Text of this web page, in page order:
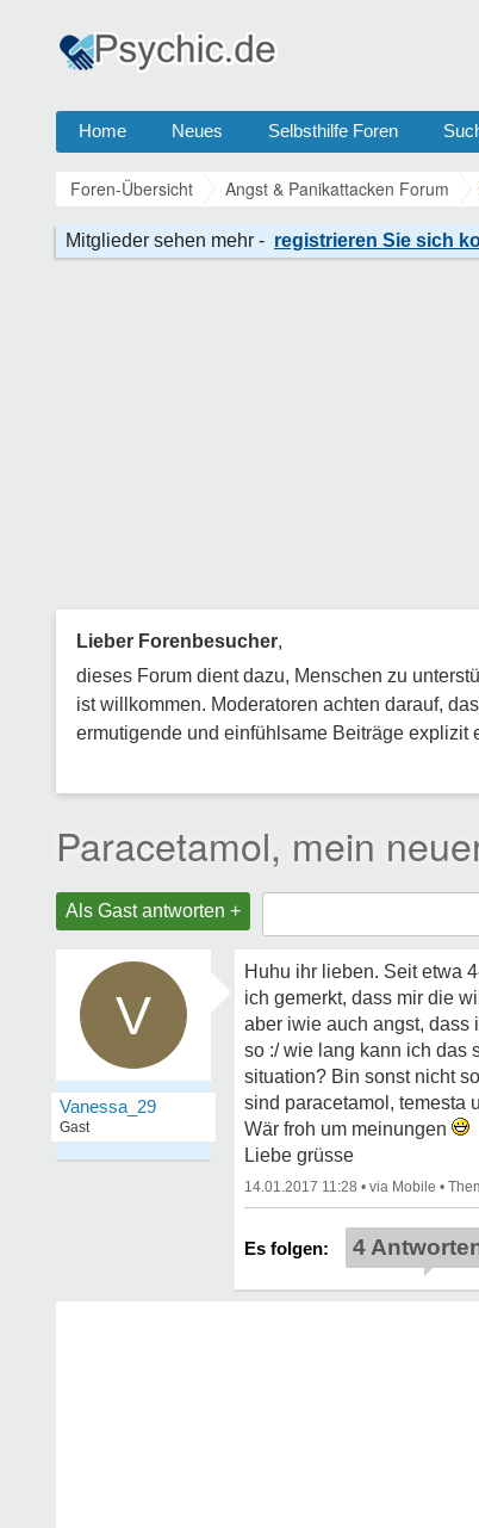
Home Neues Selbsthilfe Foren
Foren-Übersicht Angst & Panikattacken Forum
Lieber Forenbesucher,
dieses Forum dient dazu, Menschen zu
ist willkommen. Moderatoren achten darauf,
ermutigende und einfühlsame Beiträge explizit
Paracetamol, mein
Als Gast antworten +
V
Vanessa_29
Gast
Huhu ihr lieben. Seit etwa
ich gemerkt, dass mir die
aber iwie auch angst, dass
so :/ wie lang kann ich das
situation? Bin sonst nicht
sind paracetamol, temesta
Wär froh um meinungen
Liebe grüsse
14.01.2017 11:28 • •
4